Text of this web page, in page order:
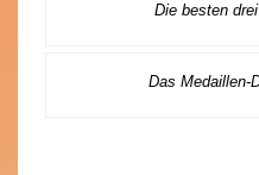
Die besten
Das Medaillen-